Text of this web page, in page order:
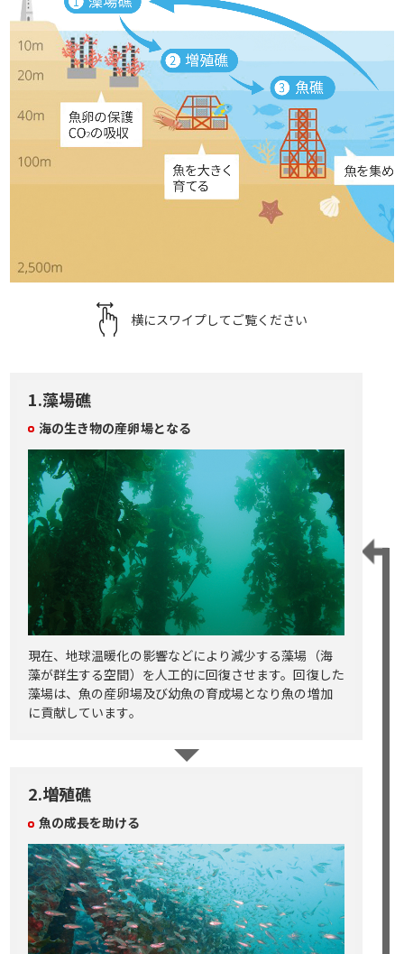
横にスワイプしてご覧ください
1.藻場礁
海の生き物の産卵場となる
現在、地球温暖化の影響などにより減少する藻場（海
藻が群生する空間）を人工的に回復させます。回復した
藻場は、魚の産卵場及び幼魚の育成場となり魚の増加
に貢献しています。
2.増殖礁
魚の成長を助ける